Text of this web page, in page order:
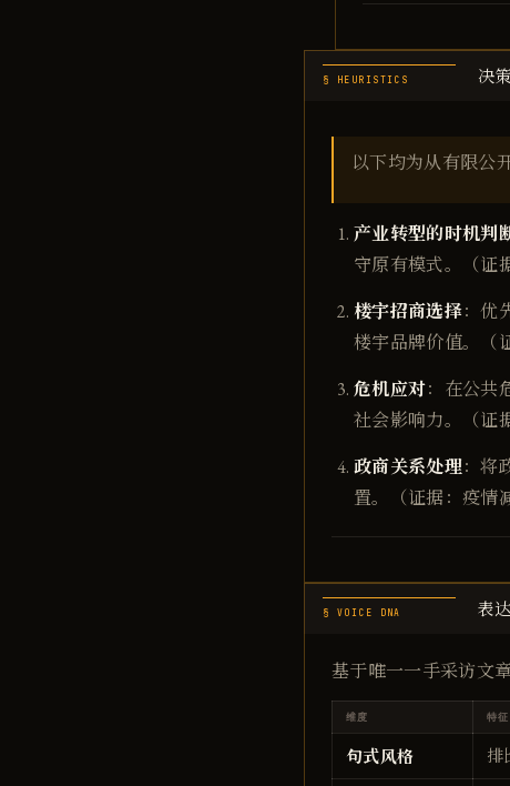
§ HEURISTICS 决
以下均为从有限公
产业转型的时机判
守原有模式。（证
楼宇招商选择：优
楼宇品牌价值。（
危机应对：在公共
社会影响力。（证
政商关系处理：将
置。（证据：疫情
§ VOICE DNA 表
基于唯一一手采访文
维度 特征
句式风格 排